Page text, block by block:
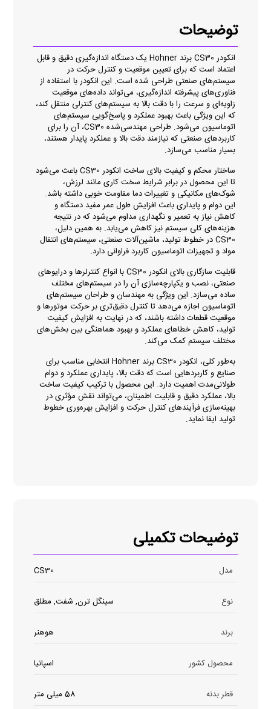
توضیحات
انکودر CS30 برند Hohner یک دستگاه اندازه‌گیری دقیق و قابل
اعتماد است که برای تعیین موقعیت و کنترل حرکت در
سیستم‌های صنعتی طراحی شده است. این انکودر با استفاده از
فناوری‌های پیشرفته اندازه‌گیری، می‌تواند داده‌های موقعیت
زاویه‌ای و سرعت را با دقت بالا به سیستم‌های کنترلی منتقل کند،
که این ویژگی باعث بهبود عملکرد و پاسخ‌گویی سیستم‌های
اتوماسیون می‌شود. طراحی مهندسی‌شده CS30، آن را برای
کاربردهای صنعتی که نیازمند دقت بالا و عملکرد پایدار هستند،
بسیار مناسب می‌سازد.
ساختار محکم و کیفیت بالای ساخت انکودر CS30 باعث می‌شود
تا این محصول در برابر شرایط سخت کاری مانند لرزش،
شوک‌های مکانیکی و تغییرات دما مقاومت خوبی داشته باشد.
این دوام و پایداری باعث افزایش طول عمر مفید دستگاه و
کاهش نیاز به تعمیر و نگهداری مداوم می‌شود که در نتیجه
هزینه‌های کلی سیستم نیز کاهش می‌یابد. به همین دلیل،
CS30 در خطوط تولید، ماشین‌آلات صنعتی، سیستم‌های انتقال
مواد و تجهیزات اتوماسیون کاربرد فراوانی دارد.
قابلیت سازگاری بالای انکودر CS30 با انواع کنترلرها و درایوهای
صنعتی، نصب و یکپارچه‌سازی آن را در سیستم‌های مختلف
ساده می‌سازد. این ویژگی به مهندسان و طراحان سیستم‌های
اتوماسیون اجازه می‌دهد تا کنترل دقیق‌تری بر حرکت موتورها و
موقعیت قطعات داشته باشند، که در نهایت به افزایش کیفیت
تولید، کاهش خطاهای عملکرد و بهبود هماهنگی بین بخش‌های
مختلف سیستم کمک می‌کند.
به‌طور کلی، انکودر CS30 برند Hohner انتخابی مناسب برای
صنایع و کاربردهایی است که دقت بالا، پایداری عملکرد و دوام
طولانی‌مدت اهمیت دارد. این محصول با ترکیب کیفیت ساخت
بالا، عملکرد دقیق و قابلیت اطمینان، می‌تواند نقش مؤثری در
بهینه‌سازی فرآیندهای کنترل حرکت و افزایش بهره‌وری خطوط
تولید ایفا نماید.
توضیحات تکمیلی
مدل CS30
نوع سینگل ترن, شفت, مطلق
برند هوهنر
محصول کشور اسپانیا
قطر بدنه 58 میلی متر